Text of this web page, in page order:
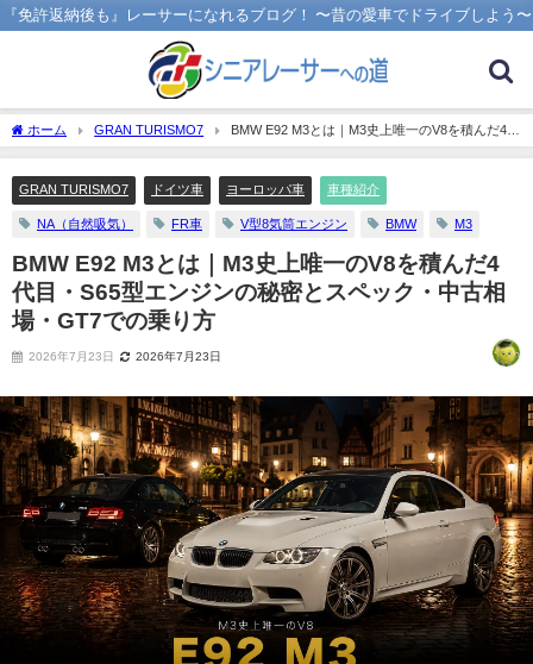
『免許返納後も』レーサーになれるブログ！ 〜昔の愛車でドライブしよう〜
ホーム GRAN TURISMO7
BMW E92 M3とは｜M3史上唯一のV8を積んだ4代
目・S65型エンジンの秘密とスペック・中古相場・GT7での乗り方
GRAN TURISMO7 ドイツ車 ヨーロッパ車 車種紹介
NA（自然吸気） FR車 V型8気筒エンジン BMW M3
BMW E92 M3とは｜M3史上唯一のV8を積んだ4
代目・S65型エンジンの秘密とスペック・中古相
場・GT7での乗り方
2026年7月23日 2026年7月23日